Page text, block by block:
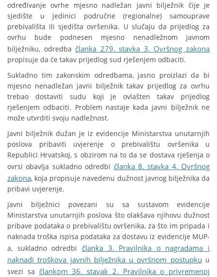
određivanje ovrhe mjesno nadležan javni bilježnik čije je
sjedište u jedinici područne (regionalne) samouprave
prebivališta ili sjedišta ovršenika. U slučaju da prijedlog za
ovrhu bude podnesen mjesno nenadležnom javnom
bilježniku, odredba članka 279. stavka 3. Ovršnog zakona
propisuje da će takav prijedlog sud rješenjem odbaciti.
Sukladno tim zakonskim odredbama, jasno proizlazi da bi
mjesno nenadležan javni bilježnik takav prijedlog za ovrhu
trebao dostaviti sudu koji je ovlašten takav prijedlog
rješenjem odbaciti. Problem nastaje kada javni bilježnik ne
može utvrditi svoju nadležnost.
Javni bilježnik dužan je iz evidencije Ministarstva unutarnjih
poslova pribaviti uvjerenje o prebivalištu ovršenika u
Republici Hrvatskoj, s obzirom na to da se dostava rješenja o
ovrsi obavlja sukladno odredbi članka 8. stavka 4. Ovršnog
zakona, koja propisuje navedenu dužnost javnog bilježnika da
pribavi uvjerenje.
Javni bilježnici povezani su sa sustavom evidencije
Ministarstva unutarnjih poslova što olakšava njihovu dužnost
pribave podataka o prebivalištu ovršenika, za što im pripada i
naknada troška ispisa podataka za dostavu iz evidencije MUP-
a, sukladno odredbi članka 3. Pravilnika o nagradama i
naknadi troškova javnih bilježnika u ovršnom postupku u
svezi sa člankom 36. stavak 2. Pravilnika o privremenoj